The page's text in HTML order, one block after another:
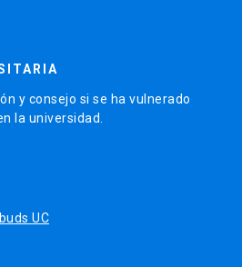
y consejo si se ha vulnerado
la universidad.
UC